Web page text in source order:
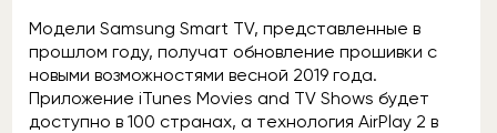
Модели Samsung Smart TV, представленные в
прошлом году, получат обновление прошивки с
новыми возможностями весной 2019 года.
Приложение iTunes Movies and TV Shows будет
доступно в 100 странах, а технология AirPlay 2 в